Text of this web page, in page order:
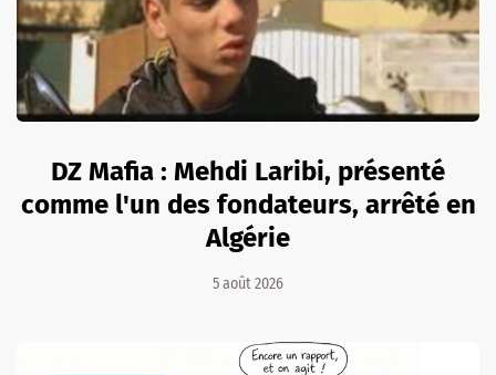
DZ Mafia : Mehdi Laribi, présenté
comme l'un des fondateurs, arrêté en
Algérie
5 août 2026